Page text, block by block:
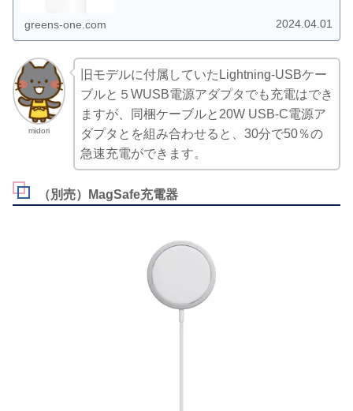
greens-one.com 2024.04.01
midori
旧モデルに付属していたLightning-USBケー
ブルと５WUSB電源アダプタでも充電はでき
ますが、同梱ケーブルと20W USB-C電源ア
ダプタとを組み合わせると、30分で50％の
急速充電ができます。
（別売）MagSafe充電器